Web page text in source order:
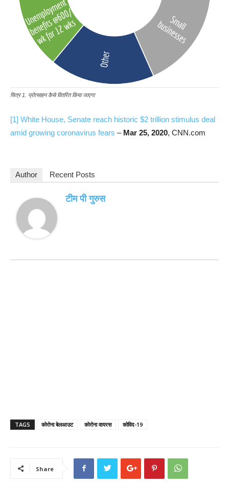
चित्र 1. प्रोत्साहन कैसे वितरित किया जाएगा
[1] White House, Senate reach historic $2 trillion stimulus deal
amid growing coronavirus fears – Mar 25, 2020, CNN.com
Author Recent Posts
टीम पी गुरुस
TAGS कोरोना बेलआउट कोरोना वायरस कोविद-19
Share